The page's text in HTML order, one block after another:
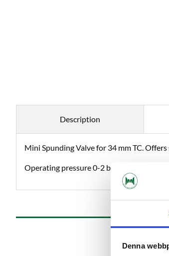
Denna
Description
Mini Spunding Valve for 34 mm TC.
Operating pressure 0-2 bar.